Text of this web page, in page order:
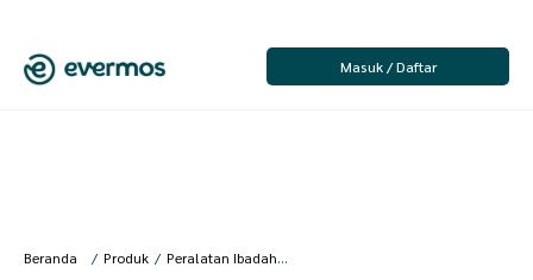
Masuk / Daftar
Beranda / Produk / Peralatan Ibadah /